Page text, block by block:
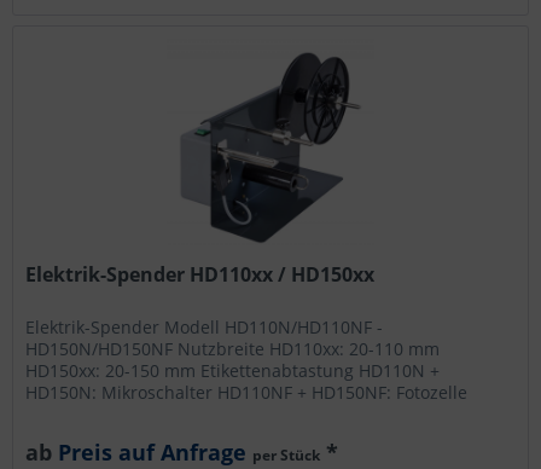
Elektrik-Spender HD110xx / HD150xx
Elektrik-Spender Modell HD110N/HD110NF -
HD150N/HD150NF Nutzbreite HD110xx: 20-110 mm
HD150xx: 20-150 mm Etikettenabtastung HD110N +
HD150N: Mikroschalter HD110NF + HD150NF: Fotozelle
ab Preis auf Anfrage per Stück *